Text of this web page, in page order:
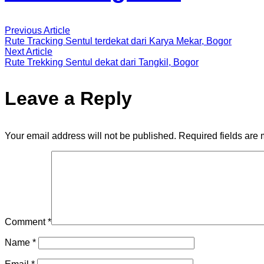
Previous Article
Rute Tracking Sentul terdekat dari Karya Mekar, Bogor
Next Article
Rute Trekking Sentul dekat dari Tangkil, Bogor
Leave a Reply
Your email address will not be published. Required fields are
Comment*
Name *